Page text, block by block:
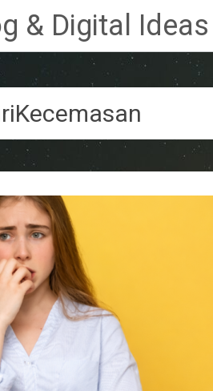
& Digital